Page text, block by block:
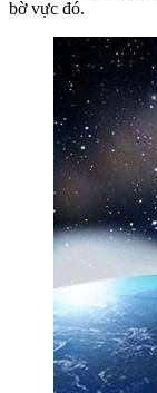
bờ vực đó.